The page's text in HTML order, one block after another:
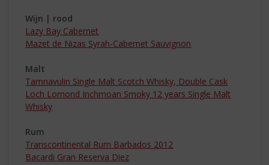
Wijn | rood
Lazy Bay Cabernet
Mazet de Nizas Syrah-Cabernet Sauvignon
Malt
Tamnavulin Single Malt Scotch Whisky, Double Cask
Loch Lomond Inchmoan Smoky 12 years Single Malt
Whisky
Rum
Transcontinental Rum Barbados 2012
Bacardi Gran Reserva Diez